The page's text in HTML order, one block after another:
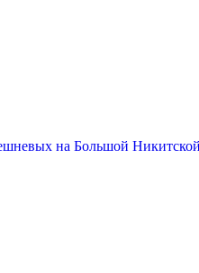
на Большой Никитской